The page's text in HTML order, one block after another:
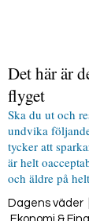
Dagens väder
Det här är
flyget
Ska du ut och
undvika
tycker att
är helt
och äldre på